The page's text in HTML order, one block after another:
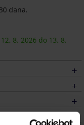
dana.
12. 8. 2026 do 13. 8.